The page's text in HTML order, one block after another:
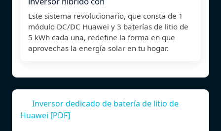
Este sistema revolucionario, que consta de 1
módulo DC/DC Huawei y 3 baterías de litio de
5 kWh cada una, redefine la forma en que
aprovechas la energía solar en tu hogar.
Inversor dedicado de batería de litio de
Huawei [PDF]